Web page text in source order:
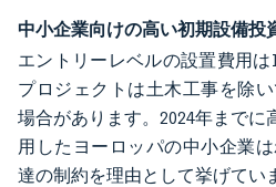
中小企業向けの高い初期設備投
エントリーレベルの設置費用
プロジェクトは土木工事を除
場合があります。2024年まで
用したヨーロッパの中小企業
達の制約を理由として挙げてい